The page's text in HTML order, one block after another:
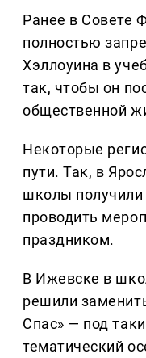
Ранее в Совете
полностью
Хэллоуина в
так, чтобы он
общественной
Некоторые
пути. Так, в
школы получили
проводить
праздником.
В Ижевске в
решили
Спас» — под
тематический